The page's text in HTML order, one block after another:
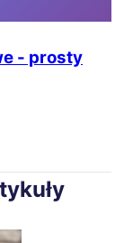
- prosty